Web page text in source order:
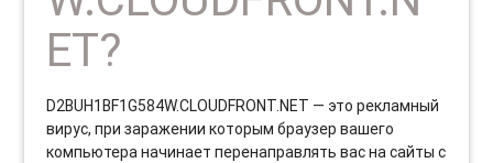
ET?
D2BUH1BF1G584W.CLOUDFRONT.NET — это рекламный
вирус, при заражении которым браузер вашего
компьютера начинает перенаправлять вас на сайты с